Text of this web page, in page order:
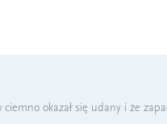
okazał się udany i że